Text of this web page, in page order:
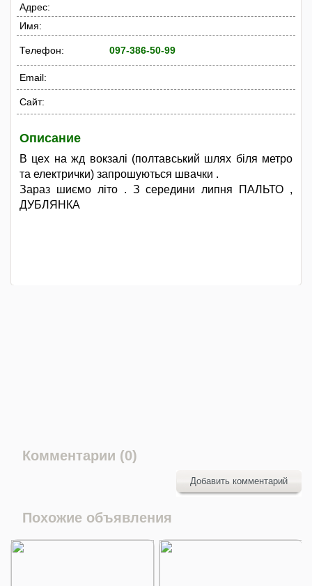
Адрес:
Имя:
Телефон: 097-386-50-99
Email:
Сайт:
Описание
В цех на жд вокзалі (полтавський шлях біля метро
та електрички) запрошуються швачки .
Зараз шиємо літо . З середини липня ПАЛЬТО ,
ДУБЛЯНКА
Комментарии (0)
Добавить комментарий
Похожие объявления